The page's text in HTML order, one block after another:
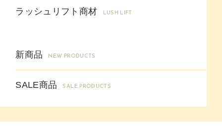
ラッシュリフト商材 LUSH LIFT
新商品 NEW PRODUCTS
SALE商品 SALE PRODUCTS